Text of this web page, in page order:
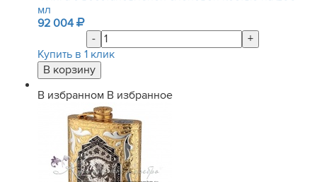
мл
92 004
-
+
Купить в 1 клик
В избранном В избранное